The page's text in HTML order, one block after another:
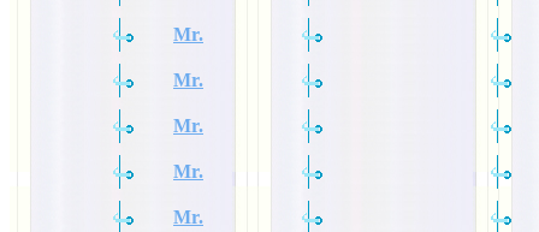
Mr.
Mr.
Mr.
Mr.
Mr.